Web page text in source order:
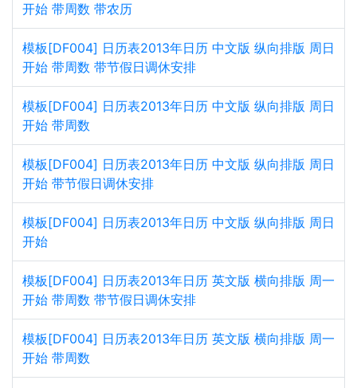
开始 带周数 带农历
模板[DF004] 日历表2013年日历 中文版 纵向排版 周日
开始 带周数 带节假日调休安排
模板[DF004] 日历表2013年日历 中文版 纵向排版 周日
开始 带周数
模板[DF004] 日历表2013年日历 中文版 纵向排版 周日
开始 带节假日调休安排
模板[DF004] 日历表2013年日历 中文版 纵向排版 周日
开始
模板[DF004] 日历表2013年日历 英文版 横向排版 周一
开始 带周数 带节假日调休安排
模板[DF004] 日历表2013年日历 英文版 横向排版 周一
开始 带周数